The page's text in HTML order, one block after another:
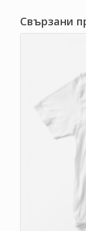
Свързани